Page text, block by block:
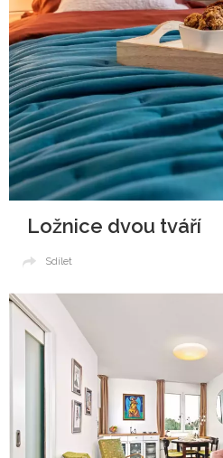
Ložnice dvou tváří
Sdílet